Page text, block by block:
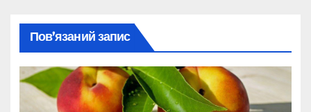
Пов’язаний запис